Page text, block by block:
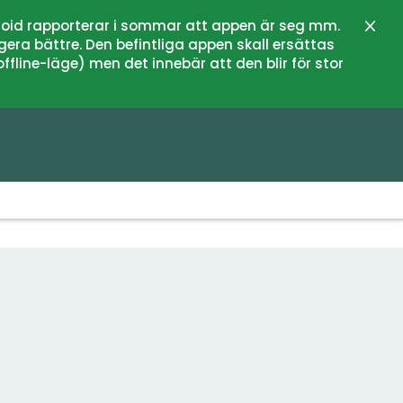
rapporterar i sommar att appen är seg mm.
bättre. Den befintliga appen skall ersättas
läge) men det innebär att den blir för stor